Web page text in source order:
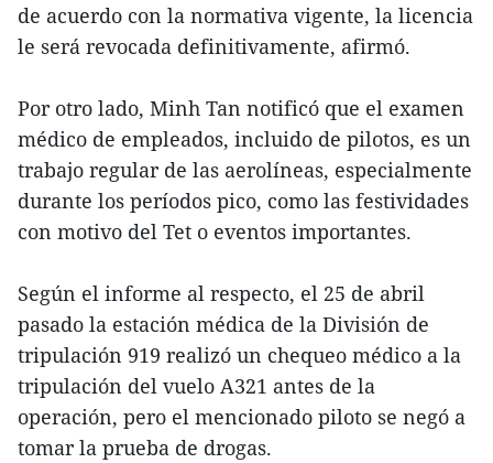
de acuerdo con la normativa vigente, la licencia
le será revocada definitivamente, afirmó.
Por otro lado, Minh Tan notificó que el examen
médico de empleados, incluido de pilotos, es un
trabajo regular de las aerolíneas, especialmente
durante los períodos pico, como las festividades
con motivo del Tet o eventos importantes.
Según el informe al respecto, el 25 de abril
pasado la estación médica de la División de
tripulación 919 realizó un chequeo médico a la
tripulación del vuelo A321 antes de la
operación, pero el mencionado piloto se negó a
tomar la prueba de drogas.